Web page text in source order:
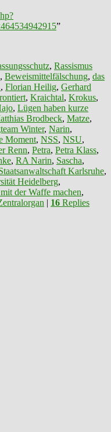
”
, Rassismus
, Beweismittelfälschung, das
, Florian Heilig, Gerhard
, Kraichtal, Krokus,
, Lügen haben kurze
Brodbeck, Matze,
Winter, Narin,
Moment, NSS, NSU,
Renn, Petra, Petra Klass,
, RA Narin, Sascha,
Karlsruhe,
Heidelberg,
der Waffe machen,
| 16 Replies